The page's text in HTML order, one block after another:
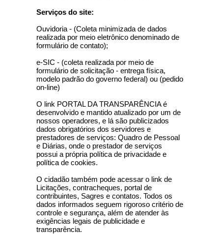
Serviços do site:
Ouvidoria - (Coleta minimizada de dados
realizada por meio eletrônico denominado de
formulário de contato);
e-SIC - (coleta realizada por meio de
formulário de solicitação - entrega física,
modelo padrão do governo federal) ou (pedido
on-line)
O link PORTAL DA TRANSPARÊNCIA é
desenvolvido e mantido atualizado por um de
nossos operadores, e lá são publicizados
dados obrigatórios dos servidores e
prestadores de serviços: Quadro de Pessoal
e Diárias, onde o prestador de serviços
possui a própria política de privacidade e
política de cookies.
O cidadão também pode acessar o link de
Licitações, contracheques, portal de
contribuintes, Sagres e contatos. Todos os
dados informados seguem rigoroso critério de
controle e segurança, além de atender às
exigências legais de publicidade e
transparência.